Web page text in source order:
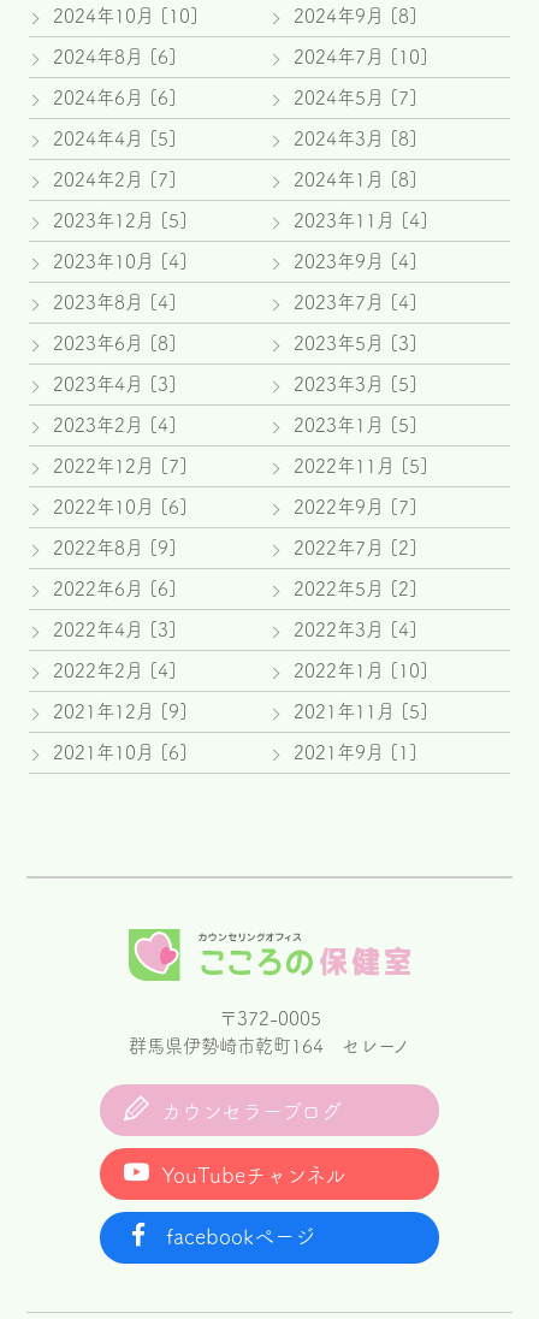
2024年10月 [10] 2024年9月 [8]
2024年8月 [6] 2024年7月 [10]
2024年6月 [6] 2024年5月 [7]
2024年4月 [5] 2024年3月 [8]
2024年2月 [7] 2024年1月 [8]
2023年12月 [5] 2023年11月 [4]
2023年10月 [4] 2023年9月 [4]
2023年8月 [4] 2023年7月 [4]
2023年6月 [8] 2023年5月 [3]
2023年4月 [3] 2023年3月 [5]
2023年2月 [4] 2023年1月 [5]
2022年12月 [7] 2022年11月 [5]
2022年10月 [6] 2022年9月 [7]
2022年8月 [9] 2022年7月 [2]
2022年6月 [6] 2022年5月 [2]
2022年4月 [3] 2022年3月 [4]
2022年2月 [4] 2022年1月 [10]
2021年12月 [9] 2021年11月 [5]
2021年10月 [6] 2021年9月 [1]
〒372-0005
群馬県伊勢崎市乾町164 セレーノ
カウンセラーブログ
YouTubeチャンネル
facebookページ